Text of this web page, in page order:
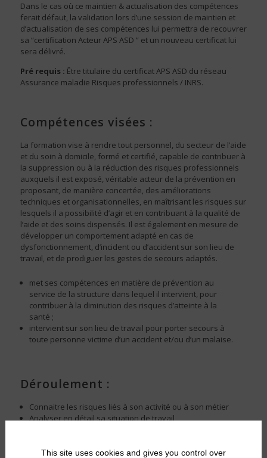
Dans le cas où ce maintien & actualisation des compétences
ferait défaut, la validation lors d’une session de maintien et
d’actualisation de ses compétences lui permettra de recouvrer
sa “certification Acteur APS ASD ” et un nouveau certificat lui
sera délivré.
Pré requis : Être titulaire du certificat APS ASD du réseau
Assurance maladie Risques professionnels / INRS.
Compétences visées :
La formation vise à rendre tout personnel, du secteur de l’aide
et du soin à domicile, formé et certifié, capable de contribuer à
la suppression ou à la réduction des risques professionnels
auxquels il est exposé, véritable acteur de la prévention en
proposant, de manière concertée, des améliorations
techniques et organisationnelles, en maîtrisant les risques sur
lesquels il a possibilité d’agir et en contribuant à la qualité de
l’aide et des soins dispensés. Il est également en mesure de
développer un comportement adapté en cas de
dysfonctionnement, d’incident ou d’accident sur son lieu de
travail, et de prodiguer les gestes de secours adaptés.
met ses compétences en matière de prévention au
service de la structure dans lequel il intervient, pour
contribuer à la diminution des risques d’atteinte à la
santé ;
intervient sur son lieu de travail pour porter secours à
toute personne victime d’un accident et/ou d’un malaise.
Déroulement :
Connaitre les risques liés à son activité ou à son métier
Analyser en détail sa situation de travail
son poste de travail
This site uses cookies and gives you control over